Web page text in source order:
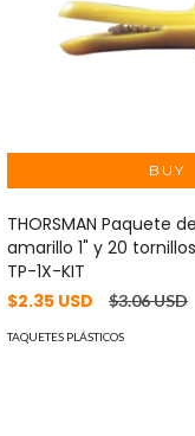
THORSMAN Paquete
amarillo 1" y 20
TP-1X-KIT
$2.35 USD
$3.06 USD
TAQUETES PLÁSTICOS